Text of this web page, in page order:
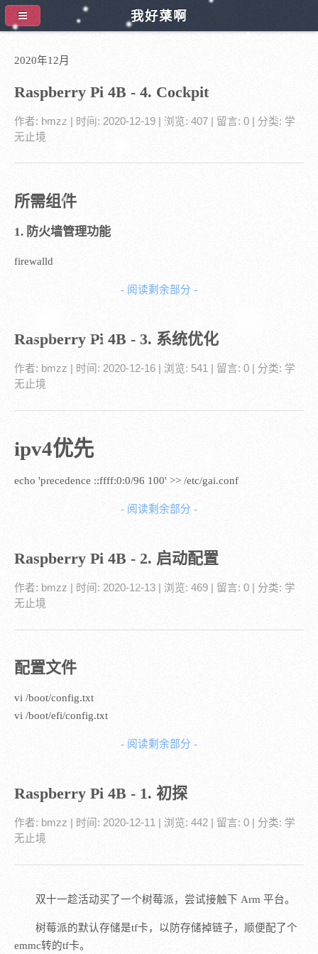
2020年12月
Raspberry Pi 4B - 4. Cockpit
作者: bmzz | 时间: 2020-12-19 | 浏览: 407 | 留言: 0 | 分类: 学
无止境
所需组件
1. 防火墙管理功能
firewalld
- 阅读剩余部分 -
Raspberry Pi 4B - 3. 系统优化
作者: bmzz | 时间: 2020-12-16 | 浏览: 541 | 留言: 0 | 分类: 学
无止境
ipv4优先
echo 'precedence ::ffff:0:0/96 100' >> /etc/gai.conf
- 阅读剩余部分 -
Raspberry Pi 4B - 2. 启动配置
作者: bmzz | 时间: 2020-12-13 | 浏览: 469 | 留言: 0 | 分类: 学
无止境
配置文件
vi /boot/config.txt
vi /boot/efi/config.txt
- 阅读剩余部分 -
Raspberry Pi 4B - 1. 初探
作者: bmzz | 时间: 2020-12-11 | 浏览: 442 | 留言: 0 | 分类: 学
无止境
双十一趁活动买了一个树莓派，尝试接触下 Arm 平台。
树莓派的默认存储是tf卡，以防存储掉链子，顺便配了个
emmc转的tf卡。
我好菜啊